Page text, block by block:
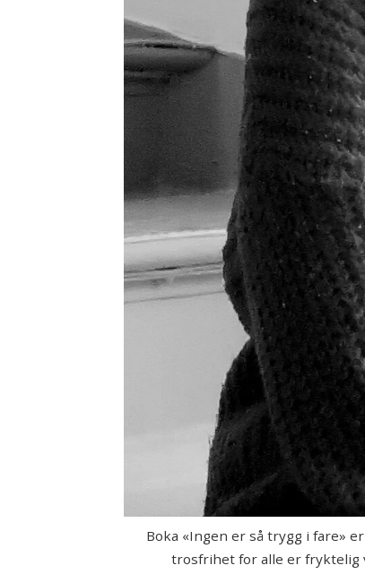
Boka «Ingen er så trygg i fare»
trosfrihet for alle er fryktelig